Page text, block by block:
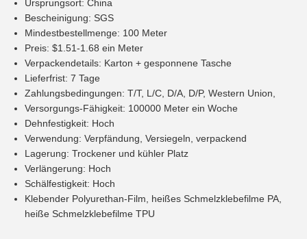
Ursprungsort: China
Bescheinigung: SGS
Mindestbestellmenge: 100 Meter
Preis: $1.51-1.68 ein Meter
Verpackendetails: Karton + gesponnene Tasche
Lieferfrist: 7 Tage
Zahlungsbedingungen: T/T, L/C, D/A, D/P, Western Union,
Versorgungs-Fähigkeit: 100000 Meter ein Woche
Dehnfestigkeit: Hoch
Verwendung: Verpfändung, Versiegeln, verpackend
Lagerung: Trockener und kühler Platz
Verlängerung: Hoch
Schälfestigkeit: Hoch
Klebender Polyurethan-Film, heißes Schmelzklebefilme PA,
heiße Schmelzklebefilme TPU